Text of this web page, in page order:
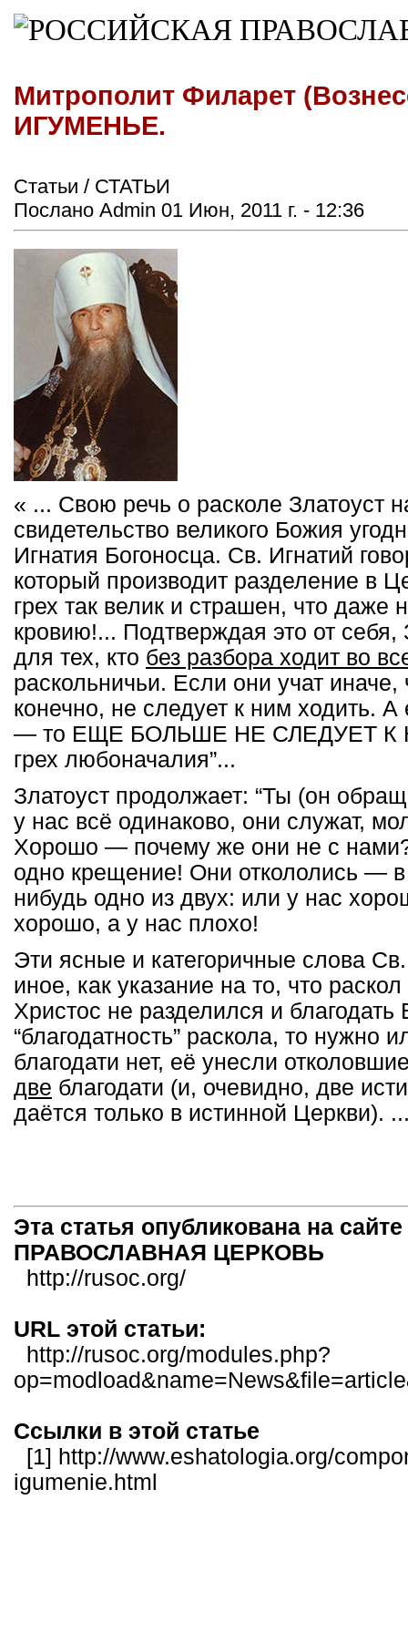
Митрополит Филарет
ИГУМЕНЬЕ.
Статьи / СТАТЬИ
Послано Admin 01 Июн, 2011 г. - 12:36
« ... Свою речь о расколе Златоуст
свидетельство великого Божия
Игнатия Богоносца. Св. Игнатий
который производит разделение в
грех так велик и страшен, что
кровию!... Подтверждая это от себя,
для тех, кто без разбора ходит во
раскольничьи. Если они учат
конечно, не следует к ним ходить.
— то ЕЩЕ БОЛЬШЕ НЕ СЛЕДУЕТ К
грех любоначалия”...
Златоуст продолжает: “Ты (он
у нас всё одинаково, они служат,
Хорошо — почему же они не с
одно крещение! Они откололись —
нибудь одно из двух: или у нас
хорошо, а у нас плохо!
Эти ясные и категоричные слова
иное, как указание на то, что
Христос не разделился и
“благодатность” раскола, то нужно
благодати нет, её унесли
две благодати (и, очевидно, две
даётся только в истинной Церкви).
Эта статья опубликована на
ПРАВОСЛАВНАЯ ЦЕРКОВЬ
http://rusoc.org/
URL этой статьи:
http://rusoc.org/modules.php?
Ссылки в этой статье
[1] http://www.eshatologia.org/
igumenie.html